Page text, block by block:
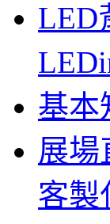
LED
基本
展場
客製